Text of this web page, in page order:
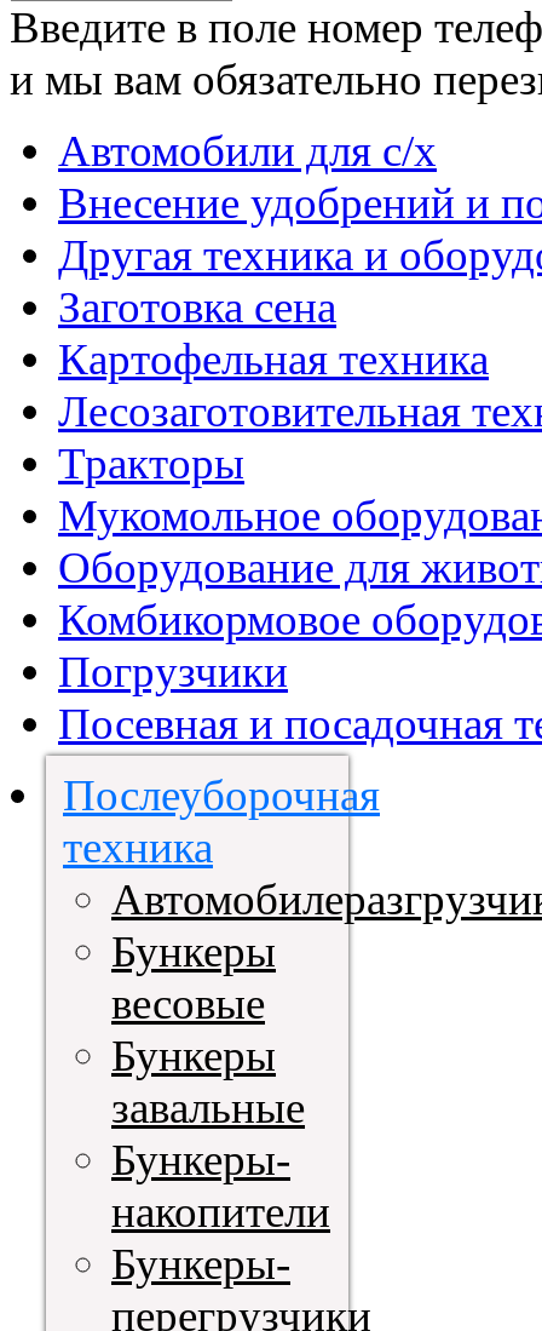
Введите в поле номер
и мы вам обязательно
Автомобили для с/х
Внесение удобрений и
Другая техника и
Заготовка сена
Картофельная техника
Лесозаготовительная
Тракторы
Мукомольное
Оборудование для
Комбикормовое
Погрузчики
Посевная и посадочная
Послеуборочная
техника
Бункеры
весовые
Бункеры
завальные
Бункеры-
накопители
Бункеры-
перегрузчики